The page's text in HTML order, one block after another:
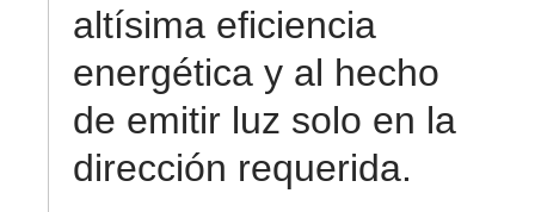
altísima eficiencia
energética y al hecho
de emitir luz solo en la
dirección requerida.